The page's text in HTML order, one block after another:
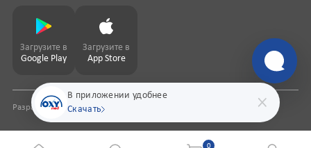
В приложении удобнее
Скачать
Загрузите в
Google Play
Загрузите в
App Store
Разработка сайтаpharmit.uz
0